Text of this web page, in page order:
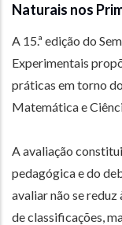
Naturais nos
A 15.ª edição do
Experimentais
práticas em torno
Matemática e
A avaliação
pedagógica e do
avaliar não se
de classificações,